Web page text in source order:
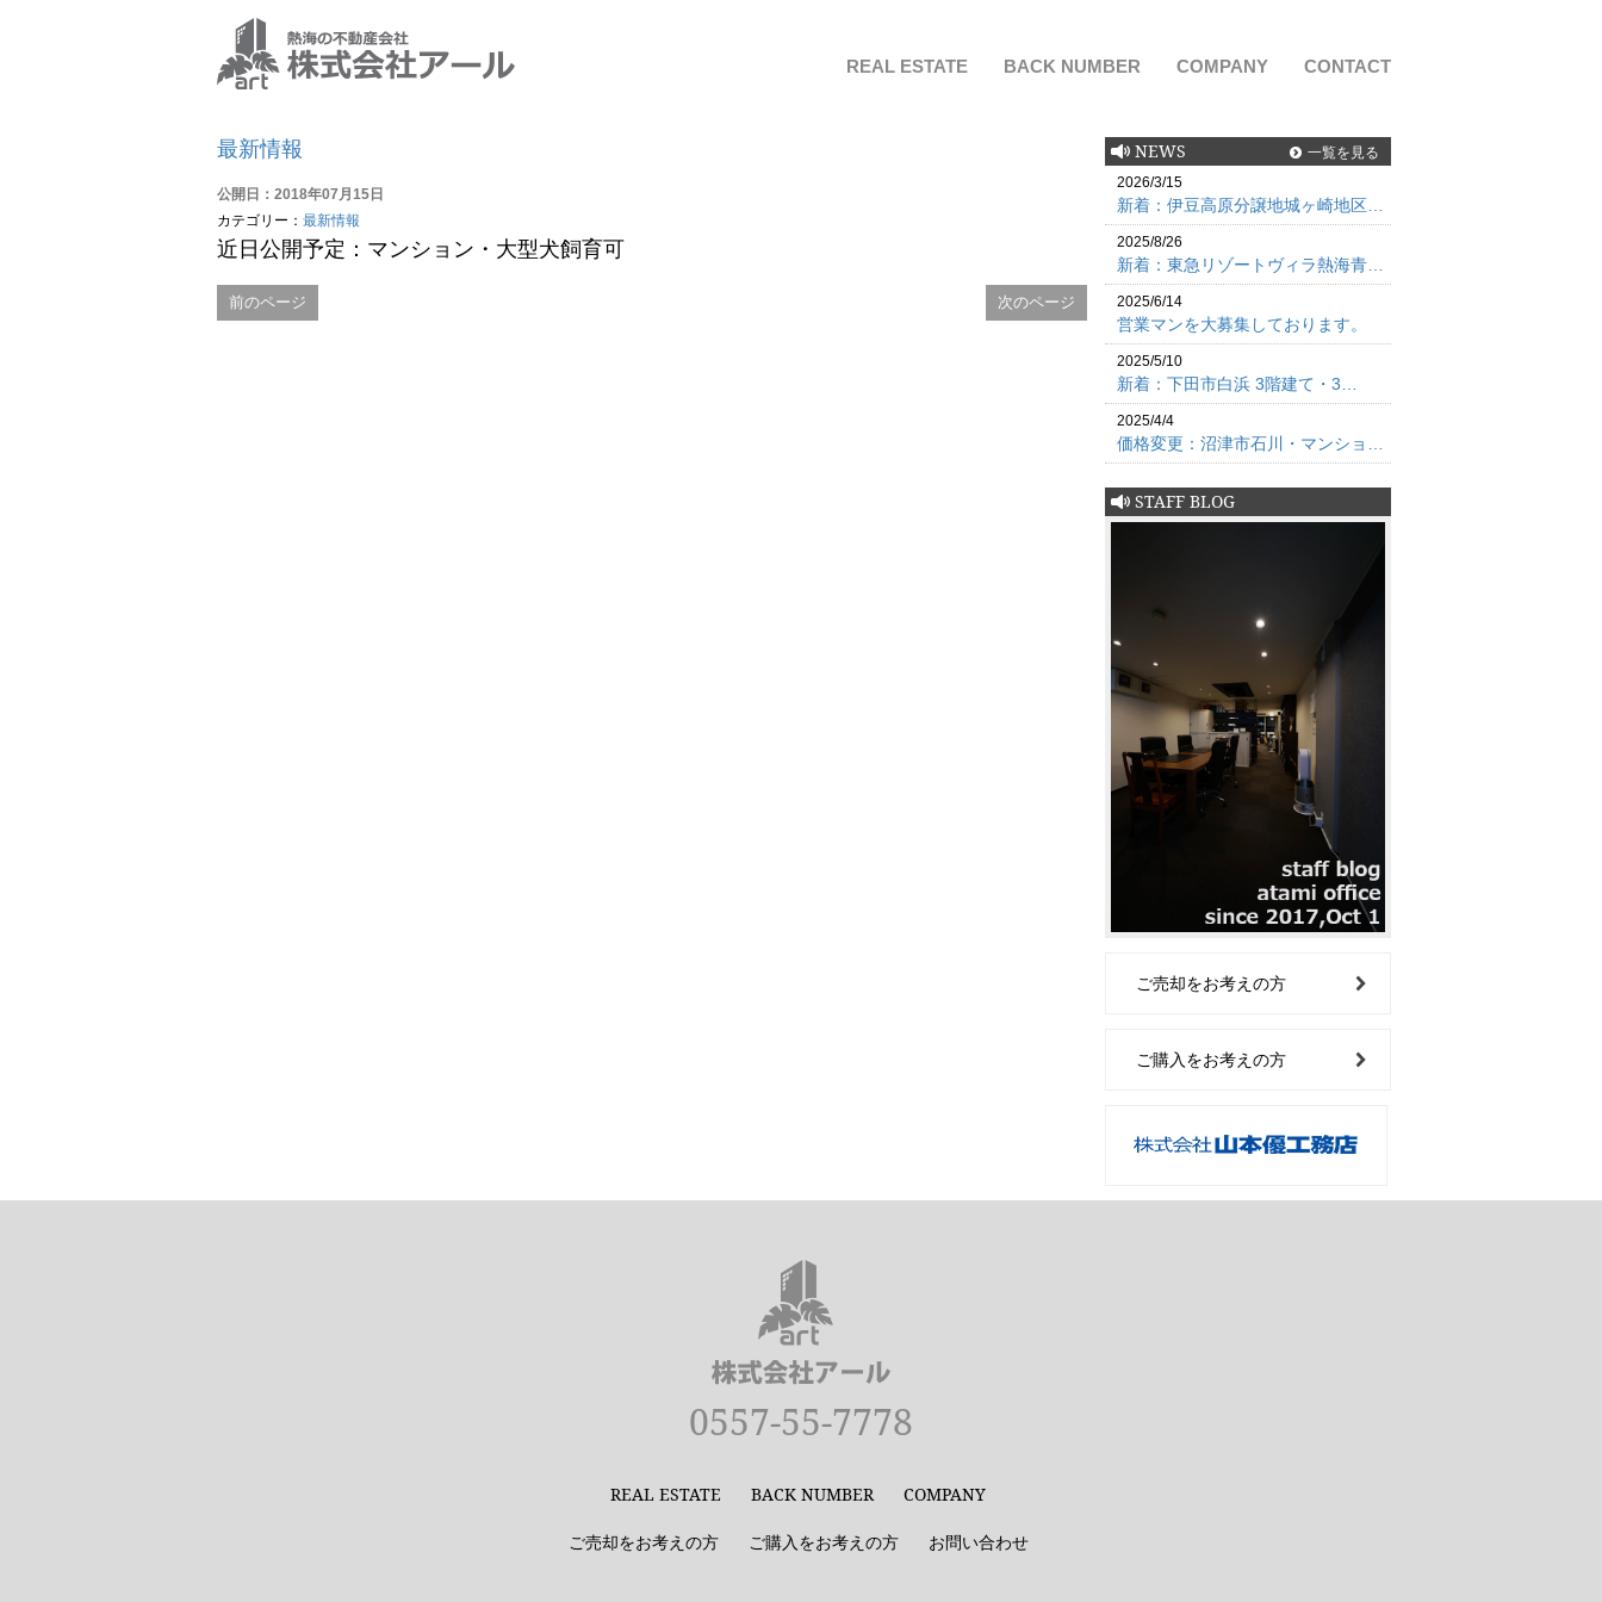
REAL ESTATE BACK NUMBER COMPANY CONTACT
最新情報
公開日：2018年07月15日
カテゴリー： 最新情報
近日公開予定：マンション・大型犬飼育可
前のページ 次のページ
NEWS 一覧を見る
2026/3/15
新着：伊豆高原分譲地城ヶ崎地区…
2025/8/26
新着：東急リゾートヴィラ熱海青…
2025/6/14
営業マンを大募集しております。
2025/5/10
新着：下田市白浜 3階建て・3…
2025/4/4
価格変更：沼津市石川・マンショ…
STAFF BLOG
ご売却をお考えの方
ご購入をお考えの方
0557-55-7778
REAL ESTATE BACK NUMBER COMPANY
ご売却をお考えの方 ご購入をお考えの方 お問い合わせ